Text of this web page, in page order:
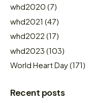
whd2020 (7)
whd2021 (47)
whd2022 (17)
whd2023 (103)
World Heart Day(171)
Recent posts